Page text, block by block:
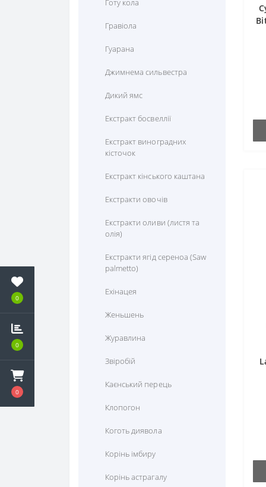
0
0
0
Цитрулін
головного мозку
Для профілактики роботи
нирок
Для профілактики слуху
Знеболюючі
Кістки та суглоби
Готу кола
Гравіола
Гуарана
Джимнема сильвестра
Дикий ямс
Екстракт босвеллії
Екстракт виноградних
кісточок
Екстракт кінського каштана
Екстракти овочів
Екстракти оливи (листя та
олія)
Екстракти ягід сереноа (Saw
palmetto)
Ехінацея
Женьшень
Журавлина
Звіробій
Каєнський перець
Клопогон
Коготь диявола
Корінь імбиру
Корінь астрагалу